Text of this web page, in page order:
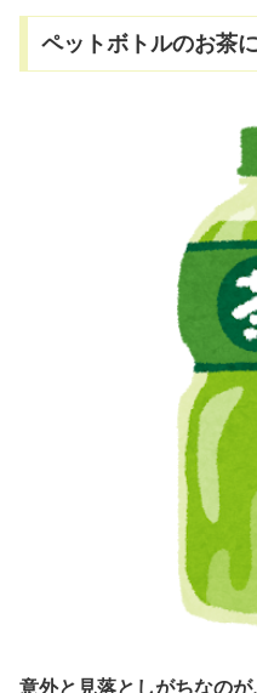
ペットボトルのお茶
意外と見落としがちなのが